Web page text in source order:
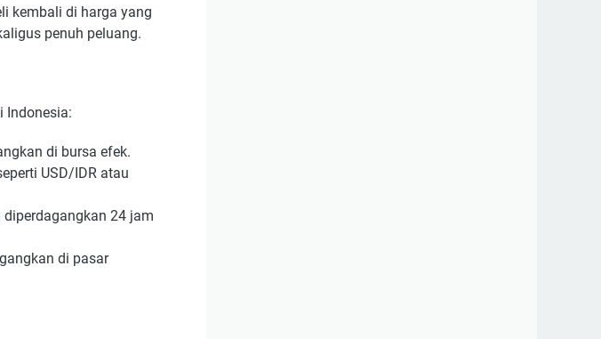
kembali di harga yang
penuh peluang.
Indonesia:
di bursa efek.
USD/IDR atau
24 jam
di pasar